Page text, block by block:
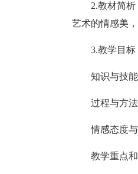
2.教材简
艺术的情感美
3.教学目标
知识与技
过程与方
情感态度
教学重点